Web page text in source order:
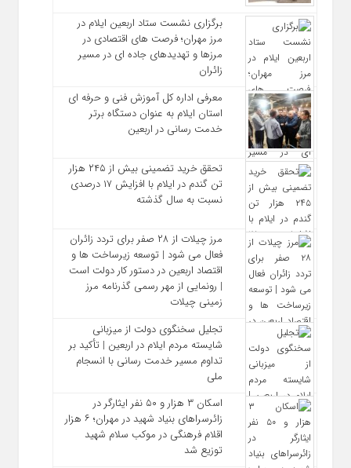
برگزاری نشست ستاد اربعین ایلام در
مرز مهران؛ فرصت‌ های اقتصادی در
مرزها و تهدیدهای جاده‌ ای در مسیر
زائران
معرفی اداره کل آموزش فنی و حرفه‌ ای
استان ایلام به‌ عنوان دستگاه برتر
خدمت‌ رسانی در اربعین
تحقق خرید تضمینی بیش از ۲۴۵ هزار
تن گندم در ایلام با افزایش ۱۷ درصدی
نسبت به سال گذشته
مرز چیلات از ۲۸ صفر برای تردد زائران
فعال می‌ شود | توسعه زیرساخت‌ ها و
اقتصاد اربعین در دستور کار دولت است
| رونمایی از مهر رسمی گذرنامه مرز
زمینی چیلات
تجلیل سخنگوی دولت از میزبانی
شایسته مردم ایلام در اربعین | تأکید بر
تداوم مسیر خدمت‌ رسانی با انسجام
ملی
اسکان ۳ هزار و ۵۰ نفر ایثارگر در
زائرسراهای بنیاد شهید در مهران؛ ۶ هزار
اقلام فرهنگی در موکب سلام شهید
توزیع شد